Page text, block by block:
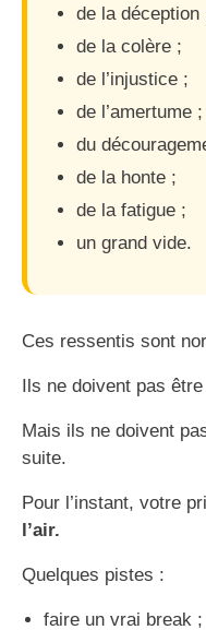
de la déception
de la colère ;
de l’injustice ;
de l’amertume ;
du
de la honte ;
de la fatigue ;
un grand vide.
Ces ressentis sont
Ils ne doivent pas
Mais ils ne doivent
suite.
Pour l’instant, votre
l’air.
Quelques pistes :
faire un vrai break ;